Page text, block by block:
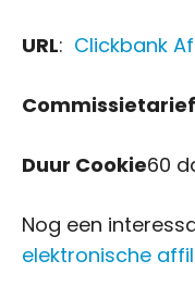
URL: Clickbank
Commissietarief
Duur Cookie60
Nog een
elektronische